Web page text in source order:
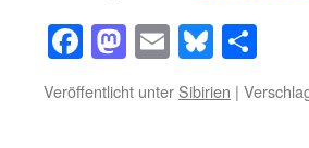
Facebook
Mastodon
EmailBluesky
Veröffentlicht unter Sibirien |